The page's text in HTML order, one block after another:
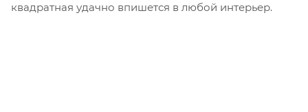
квадратная удачно впишется в любой интерьер.